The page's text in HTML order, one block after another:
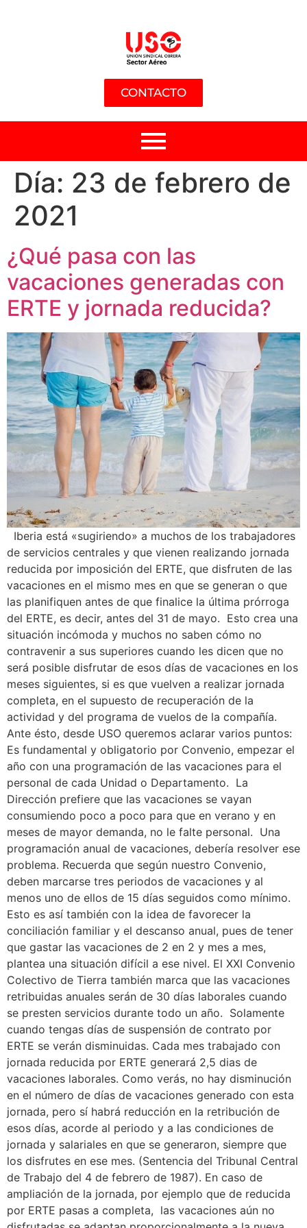
CONTACTO
Día: 23 de febrero de
2021
¿Qué pasa con las
vacaciones generadas con
ERTE y jornada reducida?
Iberia está «sugiriendo» a muchos de los trabajadores
de servicios centrales y que vienen realizando jornada
reducida por imposición del ERTE, que disfruten de las
vacaciones en el mismo mes en que se generan o que
las planifiquen antes de que finalice la última prórroga
del ERTE, es decir, antes del 31 de mayo. Esto crea una
situación incómoda y muchos no saben cómo no
contravenir a sus superiores cuando les dicen que no
será posible disfrutar de esos días de vacaciones en los
meses siguientes, si es que vuelven a realizar jornada
completa, en el supuesto de recuperación de la
actividad y del programa de vuelos de la compañía.
Ante ésto, desde USO queremos aclarar varios puntos:
Es fundamental y obligatorio por Convenio, empezar el
año con una programación de las vacaciones para el
personal de cada Unidad o Departamento. La
Dirección prefiere que las vacaciones se vayan
consumiendo poco a poco para que en verano y en
meses de mayor demanda, no le falte personal. Una
programación anual de vacaciones, debería resolver ese
problema. Recuerda que según nuestro Convenio,
deben marcarse tres periodos de vacaciones y al
menos uno de ellos de 15 días seguidos como mínimo.
Esto es así también con la idea de favorecer la
conciliación familiar y el descanso anual, pues de tener
que gastar las vacaciones de 2 en 2 y mes a mes,
plantea una situación difícil a ese nivel. El XXI Convenio
Colectivo de Tierra también marca que las vacaciones
retribuidas anuales serán de 30 días laborales cuando
se presten servicios durante todo un año. Solamente
cuando tengas días de suspensión de contrato por
ERTE se verán disminuidas. Cada mes trabajado con
jornada reducida por ERTE generará 2,5 dias de
vacaciones laborales. Como verás, no hay disminución
en el número de días de vacaciones generado con esta
jornada, pero sí habrá reducción en la retribución de
esos días, acorde al periodo y a las condiciones de
jornada y salariales en que se generaron, siempre que
los disfrutes en ese mes. (Sentencia del Tribunal Central
de Trabajo del 4 de febrero de 1987). En caso de
ampliación de la jornada, por ejemplo que de reducida
por ERTE pasas a completa, las vacaciones aún no